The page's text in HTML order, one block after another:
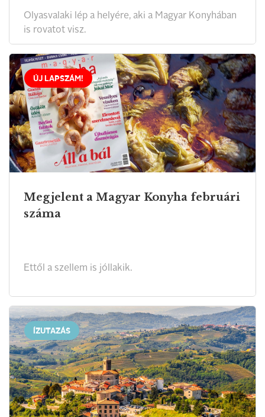
Olyasvalaki lép a helyére, aki a Magyar Konyhában
is rovatot visz.
ÚJ LAPSZÁM!
Megjelent a Magyar Konyha februári
száma
Ettől a szellem is jóllakik.
ÍZUTAZÁS